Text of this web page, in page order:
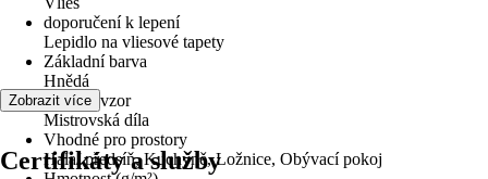
doporučení k lepení
Lepidlo na vliesové tapety
Základní barva
Hnědá
Dekor / vzor
Mistrovská díla
Vhodné pro prostory
Hala/ předsíň, Kuchyně, Ložnice, Obývací pokoj
Zobrazit více
Certifikáty a služby